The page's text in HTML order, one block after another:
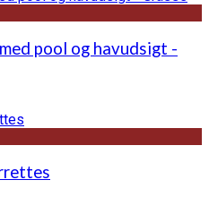
pool og havudsigt -